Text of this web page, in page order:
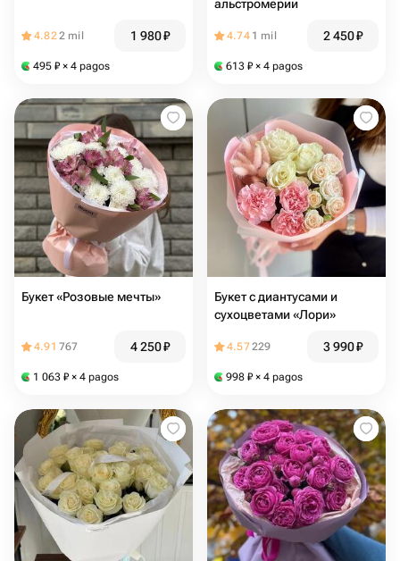
4.822 mil 1 980₽
495 ₽ × 4 pagos
альстромерии
4.74 1 mil 2 450₽
613 ₽ × 4 pagos
Букет «Розовые мечты»
4.91 767 4 250₽
1 063 ₽ × 4 pagos
Букет с диантусами и
сухоцветами «Лори»
4.57229 3 990₽
998 ₽ × 4 pagos